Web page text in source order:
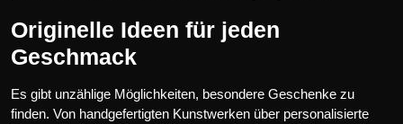
Originelle Ideen für jeden
Geschmack
Es gibt unzählige Möglichkeiten, besondere Geschenke zu
finden. Von handgefertigten Kunstwerken über personalisierte